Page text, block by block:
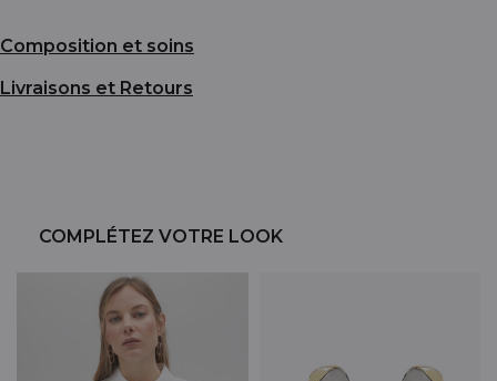
Composition et soins
Livraisons et Retours
COMPLÉTEZ VOTRE LOOK